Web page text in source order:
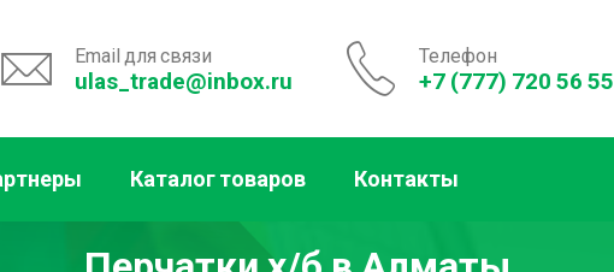
Email для связи
ulas_trade@inbox.ru
Телефон
+7 (777) 720 56 55
Каталог товаров Контакты